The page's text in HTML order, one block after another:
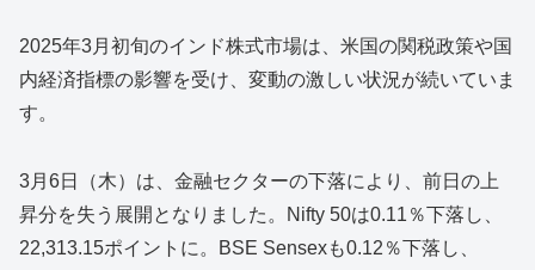
​2025年3月初旬のインド株式市場は、米国の関税政策や国
内経済指標の影響を受け、変動の激しい状況が続いていま
す。​
3月6日（木）は、金融セクターの下落により、前日の上
昇分を失う展開となりました。​Nifty 50は0.11％下落し、
22,313.15ポイントに。​BSE Sensexも0.12％下落し、